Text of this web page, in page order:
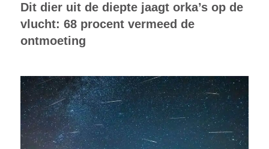
Dit dier uit de diepte jaagt orka’s op de
vlucht: 68 procent vermeed de
ontmoeting